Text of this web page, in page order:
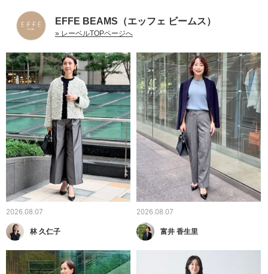
EFFE BEAMS（エッフェ ビームス）
» レーベルTOPページへ
2026.08.07
林 久仁子
2026.08.07
富井 香生里